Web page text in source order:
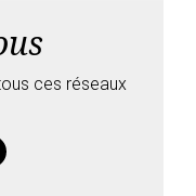
ces réseaux